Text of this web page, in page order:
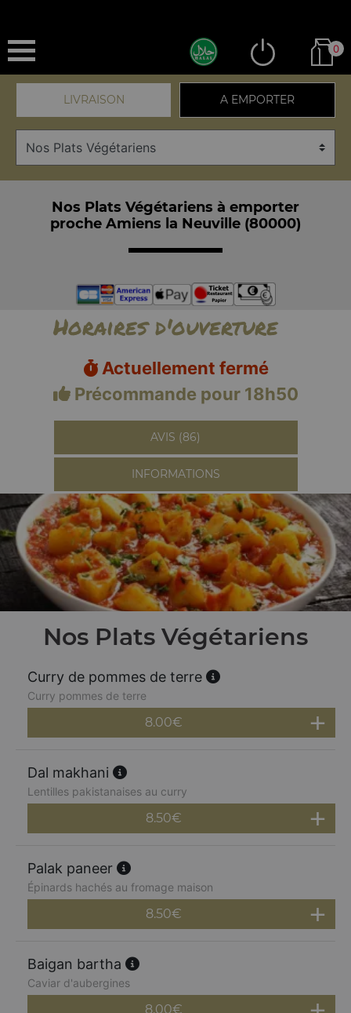
0
LIVRAISON A EMPORTER
Nos Plats Végétariens à emporter
proche Amiens la Neuville (80000)
Horaires d'ouverture
Actuellement fermé
Précommande pour 18h50
AVIS (86)
INFORMATIONS
Nos Plats Végétariens
Curry de pommes de terre
Curry pommes de terre
8.00€
Dal makhani
Lentilles pakistanaises au curry
8.50€
Palak paneer
Épinards hachés au fromage maison
8.50€
Baigan bartha
Caviar d'aubergines
8.00€